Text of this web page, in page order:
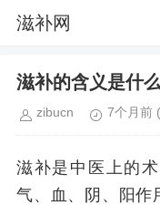
滋补网
滋补的含义是什么
zibucn 7个月前
滋补是中医上的
气、血、阴、阳作